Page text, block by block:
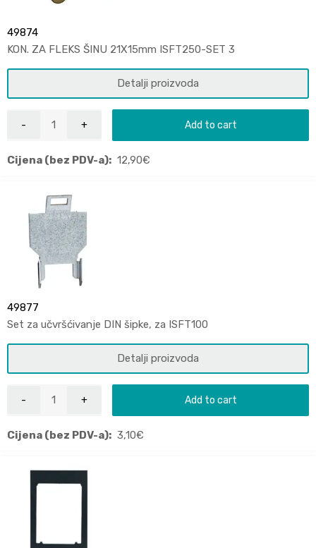
49874
KON. ZA FLEKS ŠINU 21X15mm ISFT250-SET 3
Detalji proizvoda
Add to cart
Cijena (bez PDV-a): 12,90€
49877
Set za učvršćivanje DIN šipke, za ISFT100
Detalji proizvoda
Add to cart
Cijena (bez PDV-a): 3,10€